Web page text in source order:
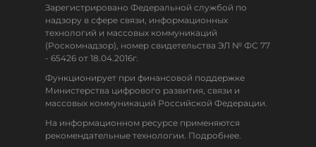
Зарегистрировано Федеральной службой по
надзору в сфере связи, информационных
технологий и массовых коммуникаций
(Роскомнадзор), номер свидетельства ЭЛ № ФС 77
- 65426 от 18.04.2016г.
Функционирует при финансовой поддержке
Министерства цифрового развития, связи и
массовых коммуникаций Российской Федерации.
На информационном ресурсе применяются
рекомендательные технологии. Подробнее.